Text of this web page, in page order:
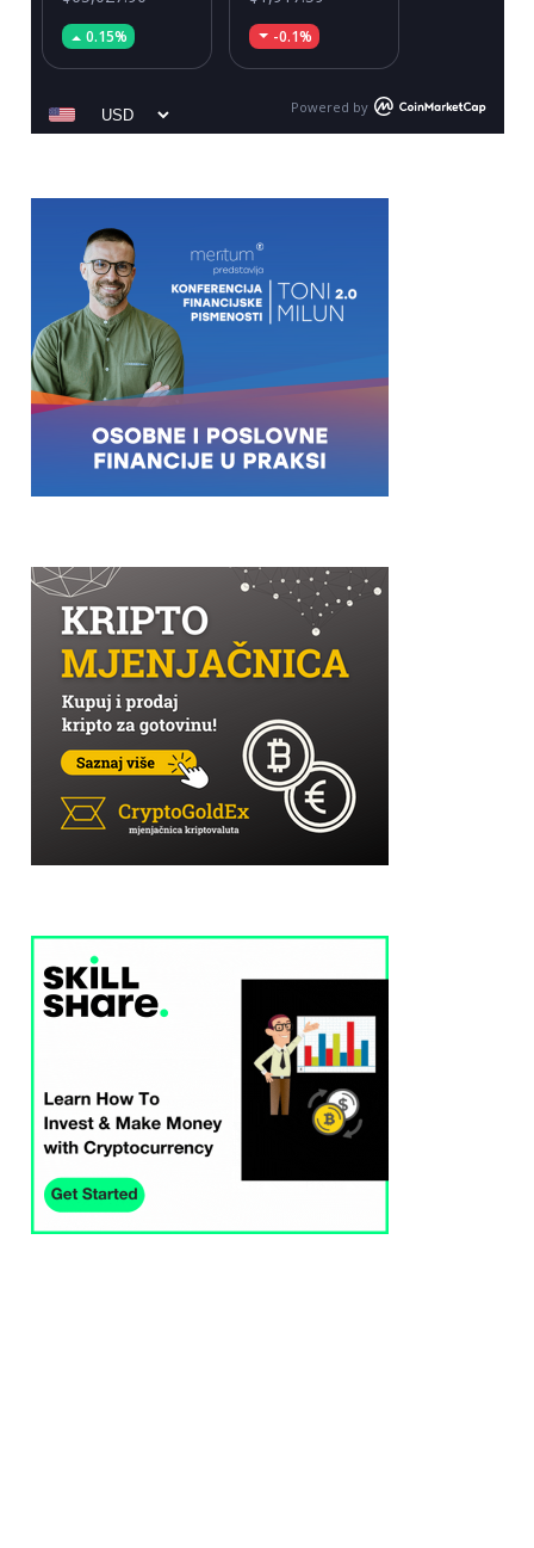
0.15% -0.1%
Powered by